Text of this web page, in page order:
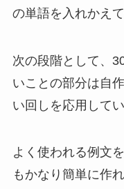
の単語を入れかえ
次の段階として、
いことの部分は自
い回しを応用して
よく使われる例文
もかなり簡単に作